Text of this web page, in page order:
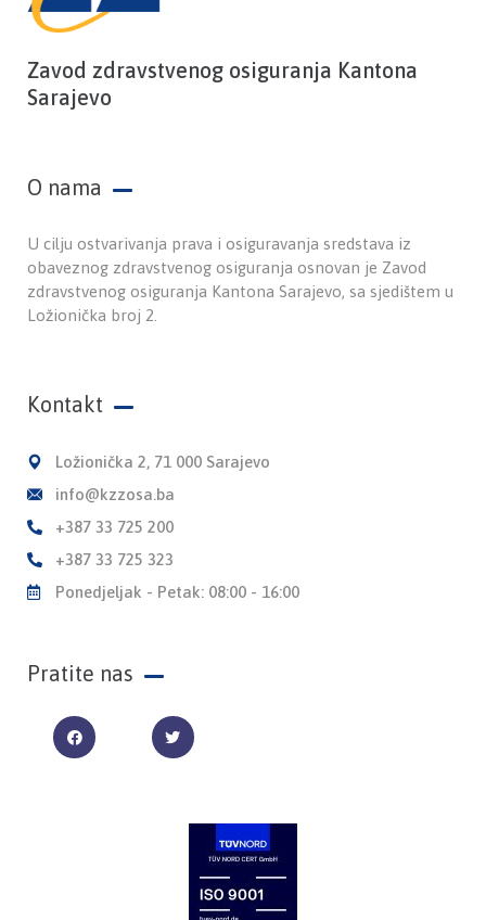
Zavod zdravstvenog osiguranja Kantona
Sarajevo
O nama
U cilju ostvarivanja prava i osiguravanja sredstava iz
obaveznog zdravstvenog osiguranja osnovan je Zavod
zdravstvenog osiguranja Kantona Sarajevo, sa sjedištem u
Ložionička broj 2.
Kontakt
Ložionička 2, 71 000 Sarajevo
info@kzzosa.ba
+387 33 725 200
+387 33 725 323
Ponedjeljak - Petak: 08:00 - 16:00
Pratite nas